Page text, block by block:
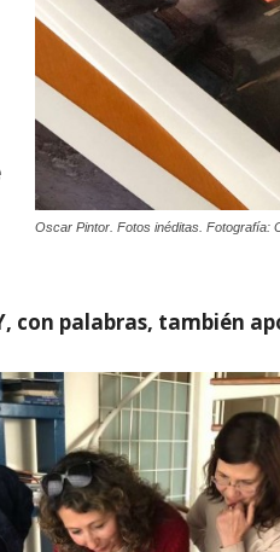
Oscar Pintor. Fotos inéditas. Fotografía:
con palabras, también